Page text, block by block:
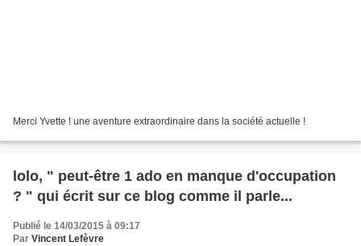
Merci Yvette ! une aventure extraordinaire dans la société actuelle !
lolo, " peut-être 1 ado en manque d'occupation
? " qui écrit sur ce blog comme il parle...
Publié le 14/03/2015 à 09:17
Par Vincent Lefèvre